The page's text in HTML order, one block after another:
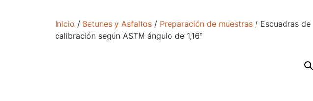
Inicio / Betunes y Asfaltos / Preparación de muestras / Escuadras de
calibración según ASTM ángulo de 1,16°